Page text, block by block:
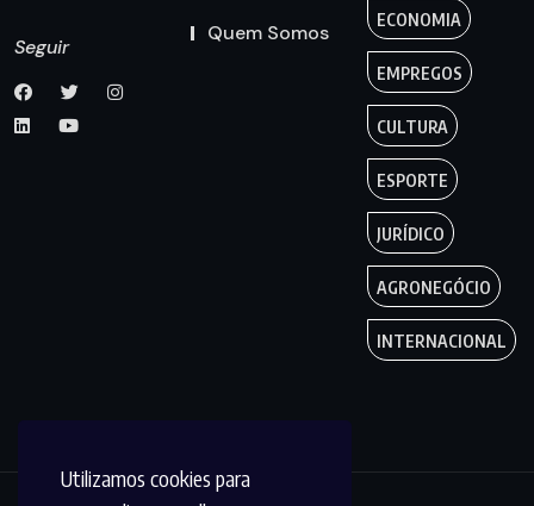
Utilizamos cookies para
Seguir
Quem Somos
ECONOMIA
EMPREGOS
CULTURA
ESPORTE
JURÍDICO
AGRONEGÓCIO
INTERNACIONAL